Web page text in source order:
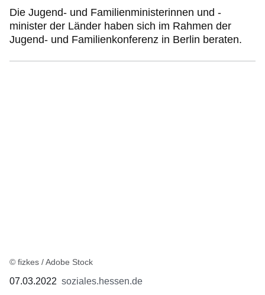
Die Jugend- und Familienministerinnen und -
minister der Länder haben sich im Rahmen der
Jugend- und Familienkonferenz in Berlin beraten.
© fizkes / Adobe Stock
07.03.2022 soziales.hessen.de